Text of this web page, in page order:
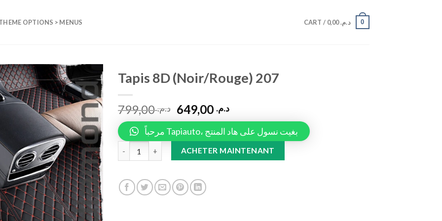
OPTIONS > MENUS CART / د.م.0,00 0
Add to
wishlist
Tapis 8D (Noir/Rouge) 207
د.م.799,00 د.م.
مرحباً Tapiauto، بغيت نسول على هاد المنتج
Tapis 8D (Noir/Rouge) 207 quantity
ACHETER MAINTENANT